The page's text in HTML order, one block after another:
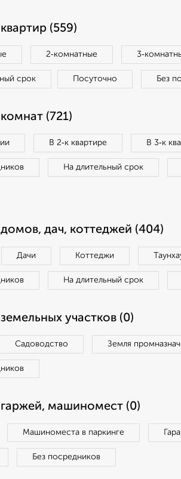
(559)
2‑комнатные
срок Посуточно Без
(721)
В 2‑к квартире В 3‑к
На длительный срок
дач, коттеджей (404)
Дачи Коттеджи
На длительный срок
участков (0)
Садоводство Земля
машиномест (0)
Машиноместа в паркинге
Без посредников